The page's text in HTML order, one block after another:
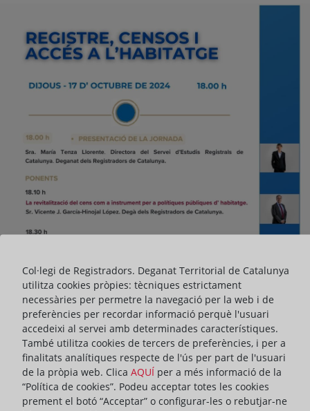
Col·legi de Registradors. Deganat Territorial de Catalunya
utilitza cookies pròpies: tècniques estrictament
necessàries per permetre la navegació per la web i de
preferències per recordar informació perquè l'usuari
accedeixi al servei amb determinades característiques.
També utilitza cookies de tercers de preferències, i per a
finalitats analítiques respecte de l'ús per part de l'usuari
de la pròpia web. Clica AQUÍ per a més informació de la
“Política de cookies”. Podeu acceptar totes les cookies
prement el botó “Acceptar” o configurar-les o rebutjar-ne